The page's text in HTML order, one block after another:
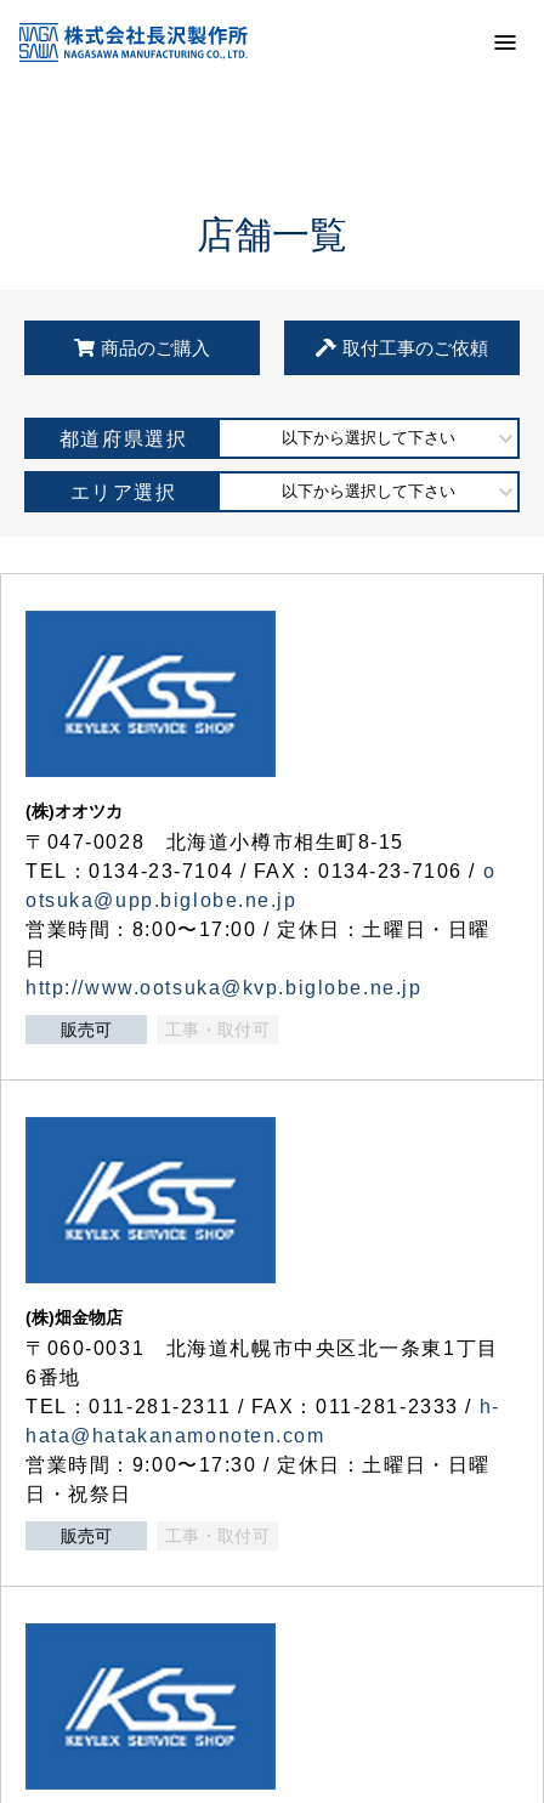
KSS加盟店・取扱店情報
店舗一覧
店舗一覧
商品のご購入 取付工事のご依頼
都道府県選択 以下から選択して下さい
エリア選択 以下から選択して下さい
(株)オオツカ
〒047-0028 北海道小樽市相生町8-15
TEL：0134-23-7104 / FAX：0134-23-7106 / o
otsuka@upp.biglobe.ne.jp
営業時間：8:00〜17:00 / 定休日：土曜日・日曜
日
http://www.ootsuka@kvp.biglobe.ne.jp
販売可 工事・取付可
(株)畑金物店
〒060-0031 北海道札幌市中央区北一条東1丁目
6番地
TEL：011-281-2311 / FAX：011-281-2333 / h-
hata@hatakanamonoten.com
営業時間：9:00〜17:30 / 定休日：土曜日・日曜
日・祝祭日
販売可 工事・取付可